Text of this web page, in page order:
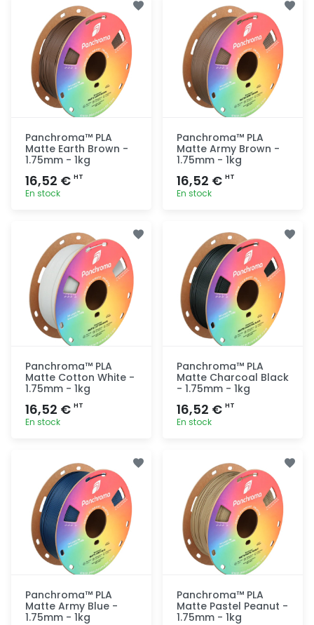
Panchroma™ PLA
Matte Earth Brown -
1.75mm - 1kg
16,52 € HT
En stock
rapide
Panchroma™ PLA
Matte Army Brown -
1.75mm - 1kg
16,52 € HT
En stock
rapide
Panchroma™ PLA
Matte Cotton White -
1.75mm - 1kg
16,52 € HT
En stock
rapide
Panchroma™ PLA
Matte Charcoal Black
- 1.75mm - 1kg
16,52 € HT
En stock
rapide
Panchroma™ PLA
Matte Army Blue -
1.75mm - 1kg
Panchroma™ PLA
Matte Pastel Peanut -
1.75mm - 1kg